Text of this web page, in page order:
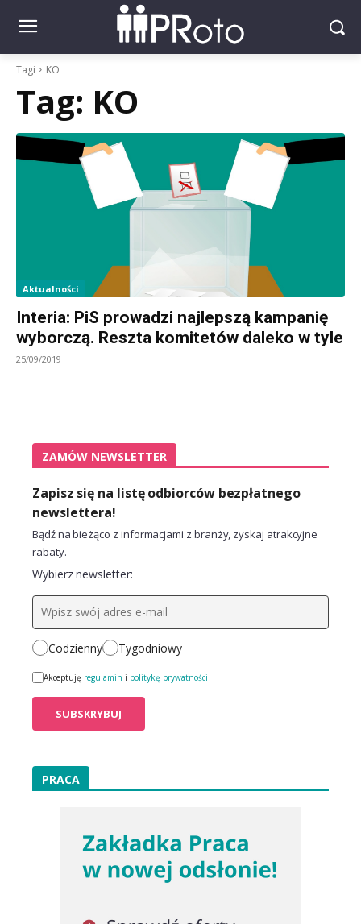
Tagi KO
Tag: KO
Aktualności
Interia: PiS prowadzi najlepszą kampanię
wyborczą. Reszta komitetów daleko w tyle
25/09/2019
ZAMÓW NEWSLETTER
Zapisz się na listę odbiorców bezpłatnego
newslettera!
Bądź na bieżąco z informacjami z branży, zyskaj atrakcyjne
rabaty.
Wybierz newsletter:
Codzienny Tygodniowy
Akceptuję regulamin i politykę prywatności
PRACA